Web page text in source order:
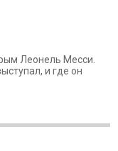
Леонель Месси.
и где он